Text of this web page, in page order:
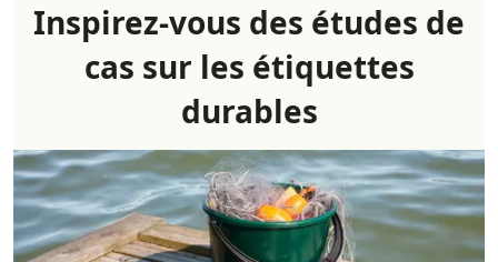
Inspirez-vous des études de
cas sur les étiquettes
durables